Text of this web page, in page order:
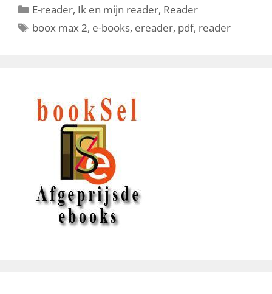
Categorieën
E-reader, Ik en mijn reader, Reader
Tags
boox max 2, e-books, ereader, pdf, reader